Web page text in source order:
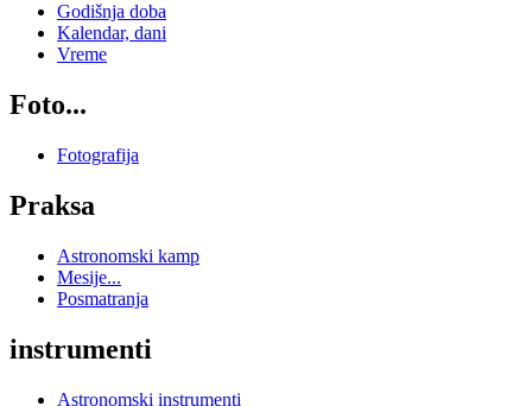
Godišnja doba
Kalendar, dani
Vreme
Foto...
Fotografija
Praksa
Astronomski kamp
Mesije...
Posmatranja
instrumenti
Astronomski instrumenti